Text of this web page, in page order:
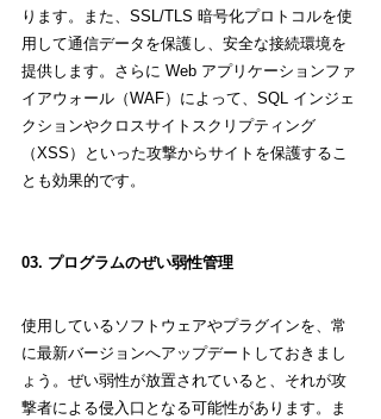
ります。また、SSL/TLS 暗号化プロトコルを使
用して通信データを保護し、安全な接続環境を
提供します。さらに Web アプリケーションファ
イアウォール（WAF）によって、SQL インジェ
クションやクロスサイトスクリプティング
（XSS）といった攻撃からサイトを保護するこ
とも効果的です。
03. プログラムのぜい弱性管理
使用しているソフトウェアやプラグインを、常
に最新バージョンへアップデートしておきまし
ょう。ぜい弱性が放置されていると、それが攻
撃者による侵入口となる可能性があります。ま